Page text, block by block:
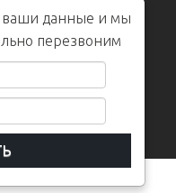
38 00
звонок
ваши данные и мы
перезвоним